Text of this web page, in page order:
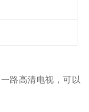
路高清电视，可以